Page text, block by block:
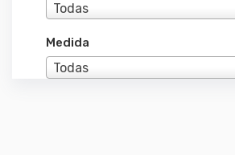
Todas
Medida
Todas